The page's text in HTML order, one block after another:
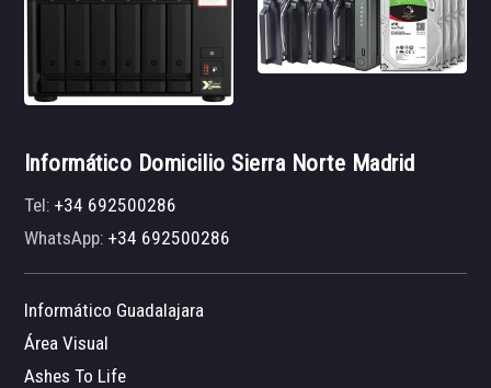
Informático Domicilio Sierra Norte Madrid
Tel:+34 692500286
WhatsApp:+34 692500286
Informático Guadalajara
Área Visual
Ashes To Life